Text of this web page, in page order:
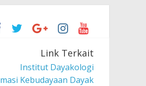
Link Terkait
Institut Dayakologi
Kebudayaan Dayak